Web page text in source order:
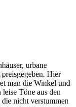
urbane
Hier
man die Winkel und
Töne aus den
nicht verstummen